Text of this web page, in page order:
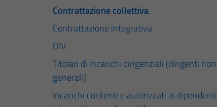
Contrattazione collettiva
Contrattazione integrativa
OIV
Titolari di incarichi dirigenziali (dirigenti non
generali]
Incarichi conferiti e autorizzati ai dipendenti